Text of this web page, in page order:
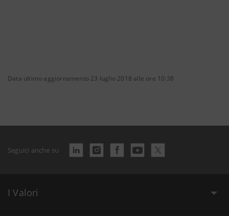
Data ultimo aggiornamento 23 luglio 2018 alle ore 10:38
Seguici anche su
I Valori